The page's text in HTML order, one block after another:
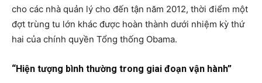
cho các nhà quản lý cho đến tận năm 2012, thời điểm một
đợt trùng tu lớn khác được hoàn thành dưới nhiệm kỳ thứ
hai của chính quyền Tổng thống Obama.
“Hiện tượng bình thường trong giai đoạn vận hành”